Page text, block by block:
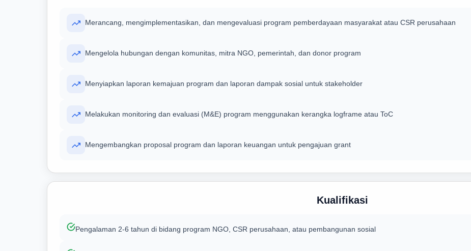
Merancang, mengimplementasikan, dan mengevaluasi program pemberdayaan masyarakat atau CSR perusahaan
Mengelola hubungan dengan komunitas, mitra NGO, pemerintah, dan donor program
Menyiapkan laporan kemajuan program dan laporan dampak sosial untuk stakeholder
Melakukan monitoring dan evaluasi (M&E) program menggunakan kerangka logframe atau ToC
Mengembangkan proposal program dan laporan keuangan untuk pengajuan grant
Kualifikasi
Pengalaman 2-6 tahun di bidang program NGO, CSR perusahaan, atau pembangunan sosial